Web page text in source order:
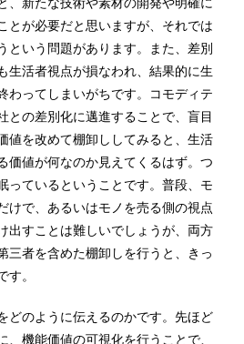
とが必要だと思いますが、それでは
という問題があります。また、差別
生活者視点が損なわれ、結果的に生
わってしまいがちです。コモディテ
との差別化に邁進することで、盲目
値を改めて棚卸ししてみると、生活
価値が何なのか見えてくるはず。つ
っているということです。普段、モ
けで、あるいはモノを売る側の視点
出すことは難しいでしょうが、両方
三者を含めた棚卸しを行うと、きっ
す。
どのように伝えるのかです。先ほど
、機能価値の可視化を行うことで、